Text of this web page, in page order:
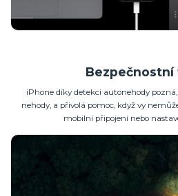
iPhone díky detekci autonehody
nehody, a přivolá pomoc, když vy
mobilní připojení nebo